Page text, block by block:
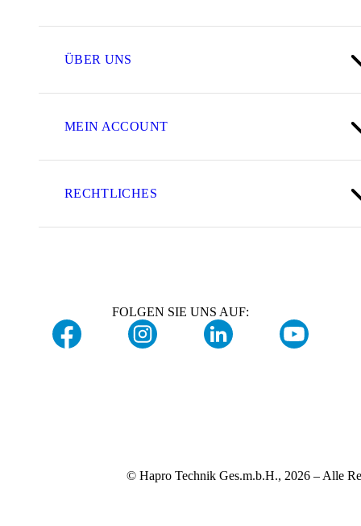
ÜBER UNS
MEIN ACCOUNT
RECHTLICHES
FOLGEN SIE UNS AUF:
© Hapro Technik Ges.m.b.H., 2026 – Alle